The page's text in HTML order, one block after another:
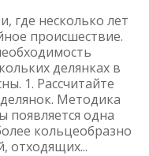
где несколько лет
происшествие.
делянках в
1. Рассчитайте
Методика
появляется одна
кольцеобразно
отходящих...